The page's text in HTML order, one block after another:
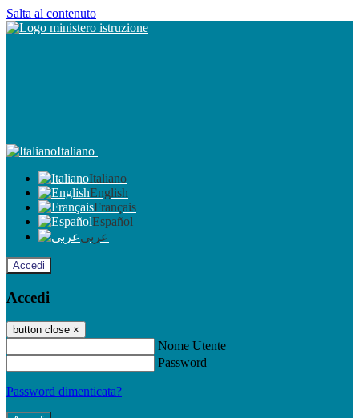
Salta al contenuto
Italiano
Italiano
English
Français
Español
عربى
Accedi
Accedi
button close ×
Nome Utente
Password
Password dimenticata?